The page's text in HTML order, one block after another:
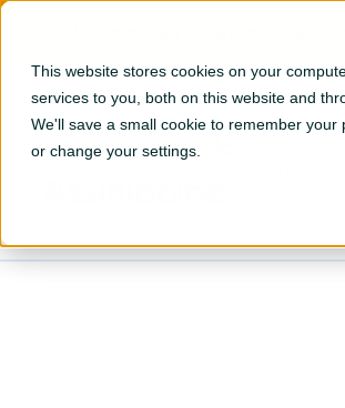
This website stores cookies on your
services to you, both on this website and
We'll save a small cookie to remember
or change your settings.
, les